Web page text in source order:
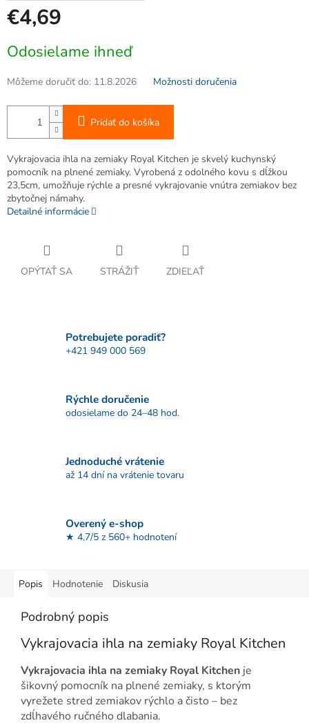
€4,69
cena:
Odosielame ihneď
Môžeme doručiť do: 11.8.2026 Možnosti doručenia
Pridať do košíka
Vykrajovacia ihla na zemiaky Royal Kitchen je skvelý kuchynský
pomocník na plnené zemiaky. Vyrobená z odolného kovu s dĺžkou
23,5cm, umožňuje rýchle a presné vykrajovanie vnútra zemiakov bez
zbytočnej námahy.
Detailné informácie
OPÝTAŤ SA STRÁŽIŤ ZDIEĽAŤ
Potrebujete poradiť?
+421 949 000 569
Rýchle doručenie
odosielame do 24–48 hod.
Jednoduché vrátenie
až 14 dní na vrátenie tovaru
Overený e-shop
★ 4,7/5 z 560+ hodnotení
Popis Hodnotenie Diskusia
Podrobný popis
Vykrajovacia ihla na zemiaky Royal Kitchen
Vykrajovacia ihla na zemiaky Royal Kitchen je
šikovný pomocník na plnené zemiaky, s ktorým
vyrežete stred zemiakov rýchlo a čisto – bez
zdĺhavého ručného dlabania.